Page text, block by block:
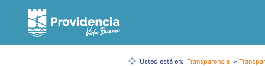
Usted está en: Transparencia >